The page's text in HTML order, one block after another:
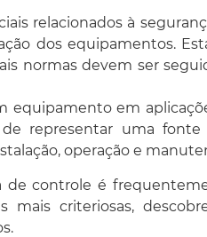
relacionados à
dos equipamentos.
normas devem ser
equipamento em
representar uma
operação e
controle é
mais criteriosas,